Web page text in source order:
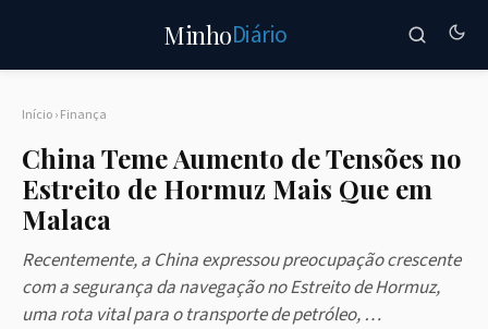
MinhoDiário
Início›Finança
China Teme Aumento de Tensões no
Estreito de Hormuz Mais Que em
Malaca
Recentemente, a China expressou preocupação crescente
com a segurança da navegação no Estreito de Hormuz,
uma rota vital para o transporte de petróleo, …